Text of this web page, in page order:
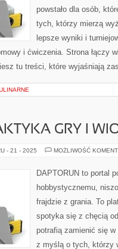
powstało dla osób,
tych, którzy mierzą
lepsze wyniki i
i ćwiczenia. Strona łączy
tu treści, które wyjaśniają
GRY I
- 21 - 2025 MOŻLIWOŚĆ
DAPTORUN to portal
hobbystycznemu,
frajdzie z grania. To
spotyka się z chęcią
potrafią zamienić się
z myślą o tych, którzy